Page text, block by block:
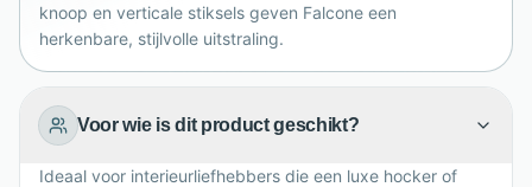
knoop en verticale stiksels geven Falcone een
herkenbare, stijlvolle uitstraling.
Voor wie is dit product geschikt?
Ideaal voor interieurliefhebbers die een luxe hocker of